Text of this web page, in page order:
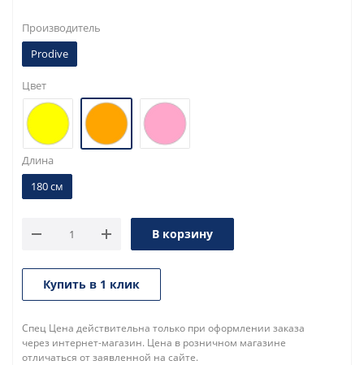
Производитель
Prodive
Цвет
Длина
180 см
В корзину
Купить в 1 клик
Спец Цена действительна только при оформлении заказа
через интернет-магазин. Цена в розничном магазине
отличаться от заявленной на сайте.